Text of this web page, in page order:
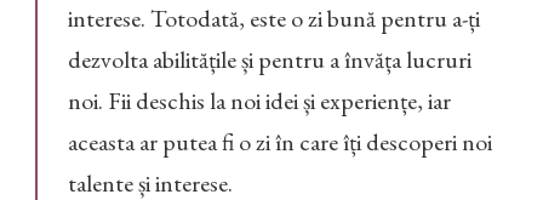
interese. Totodată, este o zi bună pentru a-ți
dezvolta abilitățile și pentru a învăța lucruri
noi. Fii deschis la noi idei și experiențe, iar
aceasta ar putea fi o zi în care îți descoperi noi
talente și interese.